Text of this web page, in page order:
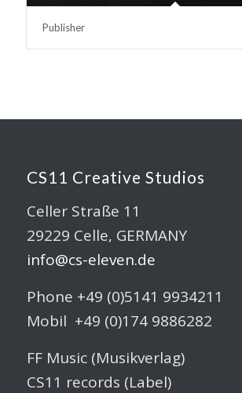
Publisher
CS11 Creative Studios
Celler Straße 11
29229 Celle, GERMANY
info@cs-eleven.de
Phone +49 (0)5141 9934211
Mobil +49 (0)174 9886282
FF Music (Musikverlag)
CS11 records (Label)